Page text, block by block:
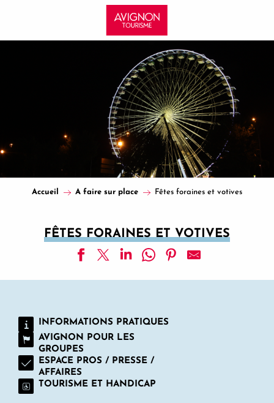
Accueil A faire sur place Fêtes foraines et votives
FÊTES FORAINES ET VOTIVES
INFORMATIONS PRATIQUES
AVIGNON POUR LES
GROUPES
ESPACE PROS / PRESSE /
AFFAIRES
TOURISME ET HANDICAP